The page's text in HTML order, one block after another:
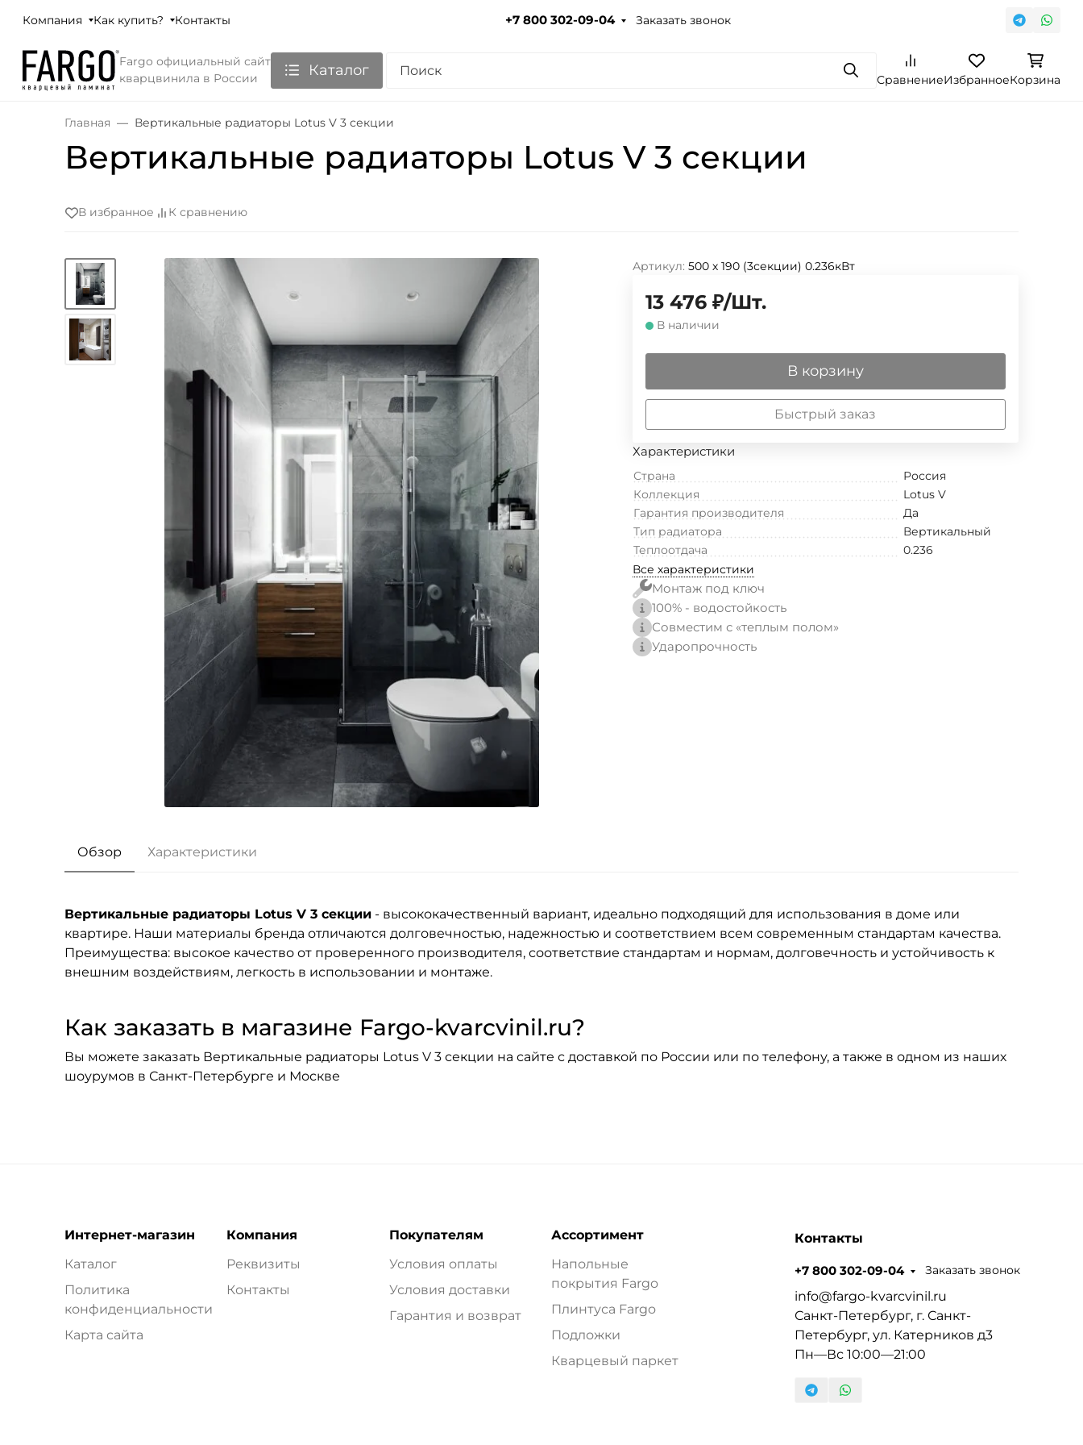
Компания Как купить? Контакты +7 800 302-09-04 Заказать звонок
Fargo официальный сайт
кварцвинила в России
Каталог ПоискСравнениеИзбранноеКорзина
Главная Вертикальные радиаторы Lotus V 3 секции
Вертикальные радиаторы Lotus V 3 секции
В избранное К сравнению
Артикул: 500 х 190 (3секции) 0.236кВт
13 476 ₽/Шт.
В наличии
В корзину
Быстрый заказ
Характеристики
Страна
Россия
Коллекция
Lotus V
Гарантия производителя
Да
Тип радиатора
Вертикальный
Теплоотдача
0.236
Все характеристики
Монтаж под ключ
100% - водостойкость
Совместим с «теплым полом»
Ударопрочность
Обзор Характеристики
Вертикальные радиаторы Lotus V 3 секции - высококачественный вариант, идеально подходящий для использования в доме или
квартире. Наши материалы бренда отличаются долговечностью, надежностью и соответствием всем современным стандартам качества.
Преимущества: высокое качество от проверенного производителя, соответствие стандартам и нормам, долговечность и устойчивость к
внешним воздействиям, легкость в использовании и монтаже.
Как заказать в магазине Fargo-kvarcvinil.ru?
Вы можете заказать Вертикальные радиаторы Lotus V 3 секции на сайте с доставкой по России или по телефону, а также в одном из наших
шоурумов в Санкт-Петербурге и Москве
Интернет-магазин
Каталог
Политика
конфиденциальности
Карта сайта
Компания
Реквизиты
Контакты
Покупателям
Условия оплаты
Условия доставки
Гарантия и возврат
Ассортимент
Напольные
покрытия Fargo
Плинтуса Fargo
Подложки
Кварцевый паркет
Контакты
+7 800 302-09-04 Заказать звонок
info@fargo-kvarcvinil.ru
Санкт-Петербург, г. Санкт-
Петербург, ул. Катерников д3
Пн—Вс 10:00—21:00